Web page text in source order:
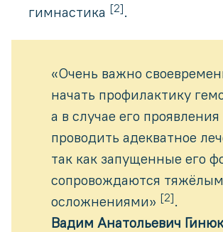
гимнастика [2].
«Очень важно
начать профилактику
а в случае его проявления
проводить адекватное
так как запущенные его
сопровождаются
осложнениями» [2].
Вадим Анатольевич